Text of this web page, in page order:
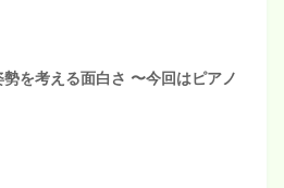
を考える面白さ 〜今回はピアノ